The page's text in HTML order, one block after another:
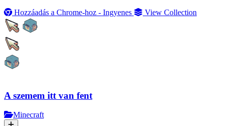
Hozzáadás a Chrome-hoz - Ingyenes
View Collection
A szemem itt van fent
Minecraft